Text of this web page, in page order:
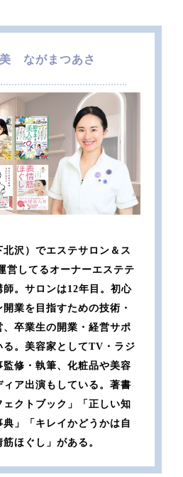
ながまつあさ
沢）でエステサロン＆ス
営してるオーナーエステテ
師。サロンは12年目。初心
業を目指すための技術・
卒業生の開業・経営サポ
る。美容家としてTV・ラジ
修・執筆、化粧品や美容
ア出演もしている。著書
クトブック」「正しい知
」「キレイかどうかは自
ほぐし」がある。